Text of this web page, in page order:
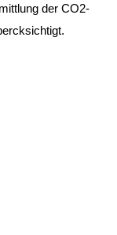
der CO2-